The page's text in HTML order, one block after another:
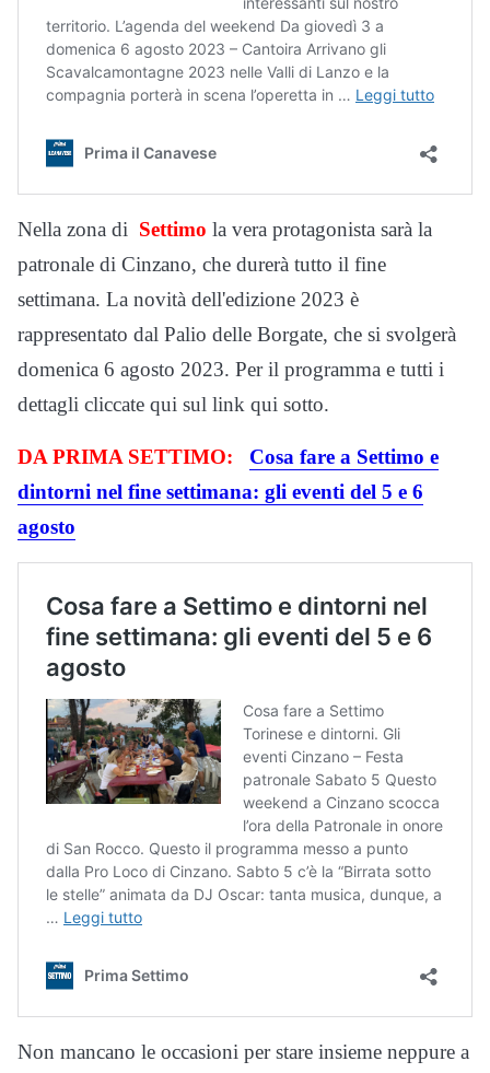
Nella zona di Settimo la vera protagonista sarà la
patronale di Cinzano, che durerà tutto il fine
settimana. La novità dell'edizione 2023 è
rappresentato dal Palio delle Borgate, che si svolgerà
domenica 6 agosto 2023. Per il programma e tutti i
dettagli cliccate qui sul link qui sotto.
DA PRIMA SETTIMO:
Cosa fare a Settimo e
dintorni nel fine settimana: gli eventi del 5 e 6
agosto
Non mancano le occasioni per stare insieme neppure a